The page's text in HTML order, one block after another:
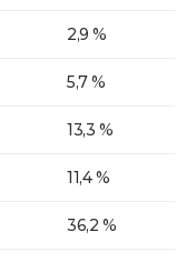
2,9 %
5,7 %
13,3 %
11,4 %
36,2 %